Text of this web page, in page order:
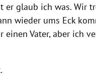
er glaub ich was. Wir
wieder ums Eck
Vater, aber ich